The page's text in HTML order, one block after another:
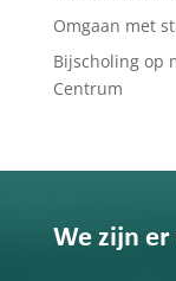
Omgaan met
Bijscholing op
Centrum
We zijn